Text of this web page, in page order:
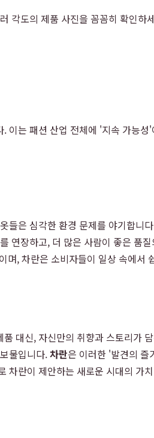
각도의 제품 사진을 꼼꼼히 확인
는 패션 산업 전체에 '지속 가능
은 심각한 환경 문제를 야기합니
연장하고, 더 많은 사람이 좋은 품
, 차란은 소비자들이 일상 속에서
대신, 자신만의 취향과 스토리가
물입니다.차란은 이러한 '발견의 즐
차란이 제안하는 새로운 시대의 가